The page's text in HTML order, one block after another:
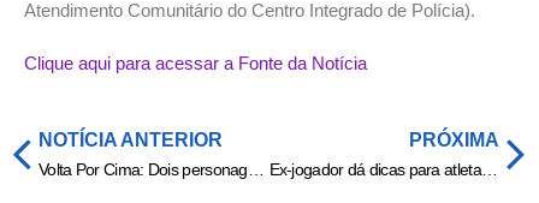
Atendimento Comunitário do Centro Integrado de Polícia).
Clique aqui para acessar a Fonte da Notícia
NOTÍCIA ANTERIOR PRÓXIMA
Ex-jogador dá dicas para atletas não caírem em golpes financeiros